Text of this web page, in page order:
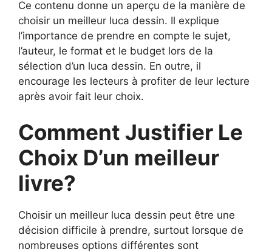
Ce contenu donne un aperçu de la manière de
choisir un meilleur luca dessin. Il explique
l’importance de prendre en compte le sujet,
l’auteur, le format et le budget lors de la
sélection d’un luca dessin. En outre, il
encourage les lecteurs à profiter de leur lecture
après avoir fait leur choix.
Comment Justifier Le
Choix D’un meilleur
livre?
Choisir un meilleur luca dessin peut être une
décision difficile à prendre, surtout lorsque de
nombreuses options différentes sont